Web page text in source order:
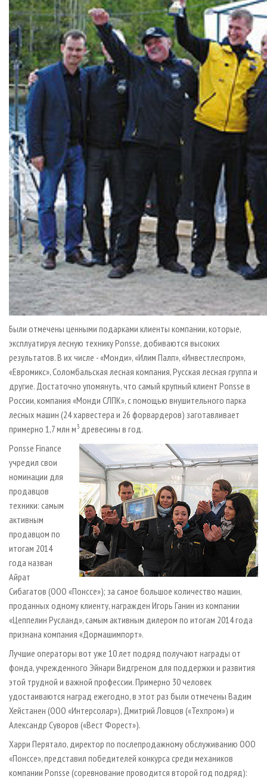
Были отмечены ценными подарками клиенты компании, которые,
эксплуатируя лесную технику Ponsse, добиваются высоких
результатов. В их числе - «Монди», «Илим Палп», «Инвестлеспром»,
«Евромикс», Соломбальская лесная компания, Русская лесная группа и
другие. Достаточно упомянуть, что самый крупный клиент Ponsse в
России, компания «Монди СЛПК», с помощью внушительного парка
лесных машин (24 харвестера и 26 форвардеров) заготавливает
примерно 1,7 млн м3 древесины в год.
Ponsse Finance
учредил свои
номинации для
продавцов
техники: самым
активным
продавцом по
итогам 2014
года назван
Айрат
Сибагатов (ООО «Понссе»); за самое большое количество машин,
проданных одному клиенту, награжден Игорь Ганин из компании
«Цеппелин Русланд», самым активным дилером по итогам 2014 года
признана компания «Дормашимпорт».
Лучшие операторы вот уже 10 лет подряд получают награды от
фонда, учрежденного Эйнари Видгреном для поддержки и развития
этой трудной и важной профессии. Примерно 30 человек
удостаиваются наград ежегодно, в этот раз были отмечены Вадим
Хейстанен (ООО «Интерсолар»), Дмитрий Ловцов («Техпром») и
Александр Суворов («Вест Форест»).
Харри Перятало, директор по послепродажному обслуживанию ООО
«Понссе», представил победителей конкурса среди механиков
компании Ponsse (соревнование проводится второй год подряд):